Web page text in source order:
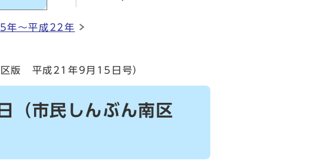
年～平成22年
区版 平成21年9月15日号）
（市民しんぶん南区